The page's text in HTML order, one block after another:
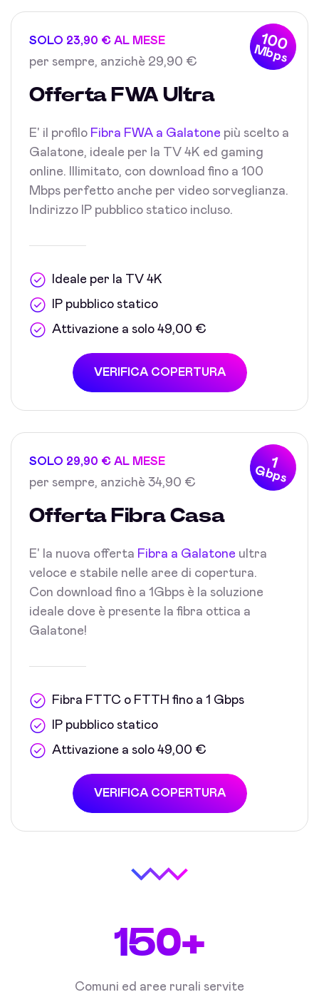
100
Mbps
SOLO 23,90 € AL MESE
per sempre, anzichè 29,90 €
Offerta FWA Ultra
E' il profilo Fibra FWA a Galatone più scelto a
Galatone, ideale per la TV 4K ed gaming
online. Illimitato, con download fino a 100
Mbps perfetto anche per video sorveglianza.
Indirizzo IP pubblico statico incluso.
Ideale per la TV 4K
IP pubblico statico
Attivazione a solo 49,00 €
VERIFICA COPERTURA
1
Gbps
SOLO 29,90 € AL MESE
per sempre, anzichè 34,90 €
Offerta Fibra Casa
E' la nuova offerta Fibra a Galatone ultra
veloce e stabile nelle aree di copertura.
Con download fino a 1Gbps è la soluzione
ideale dove è presente la fibra ottica a
Galatone!
Fibra FTTC o FTTH fino a 1 Gbps
IP pubblico statico
Attivazione a solo 49,00 €
VERIFICA COPERTURA
150+
Comuni ed aree rurali servite